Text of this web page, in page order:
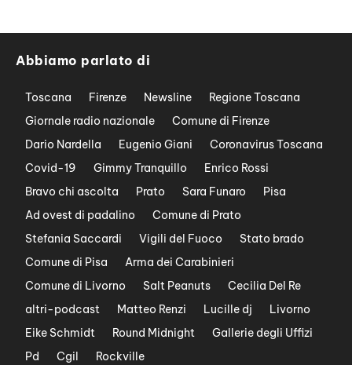
Abbiamo parlato di
Toscana Firenze Newsline
Regione Toscana
Giornale radio nazionale
Comune di Firenze
Dario Nardella
Eugenio Giani
Coronavirus Toscana
Covid-19
Gimmy Tranquillo
Enrico Rossi
Bravo chi ascolta
Prato Sara Funaro
Pisa
Ad ovest di padalino
Comune di Prato
Stefania Saccardi
Vigili del Fuoco
Stato brado
Comune di Pisa
Arma dei Carabinieri
Comune di Livorno
Salt Peanuts
Cecilia Del Re
altri-podcast
Matteo Renzi Lucille dj
Livorno
Eike Schmidt
Round Midnight
Gallerie degli Uffizi
Pd
Cgil Rockville